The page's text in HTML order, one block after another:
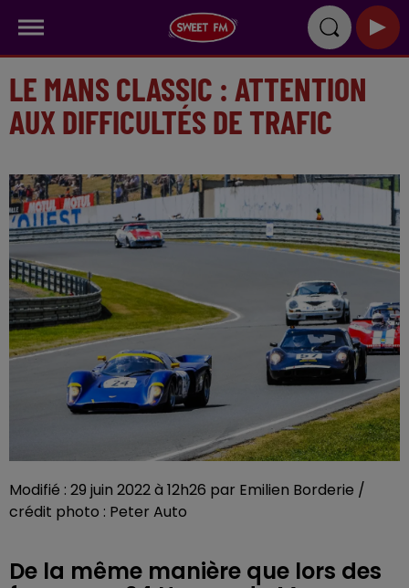
LE MANS CLASSIC : ATTENTION
AUX DIFFICULTÉS DE TRAFIC
Modifié : 29 juin 2022 à 12h26 par Emilien Borderie /
crédit photo : Peter Auto
De la même manière que lors des